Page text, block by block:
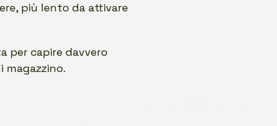
più lento da attivare
per capire davvero